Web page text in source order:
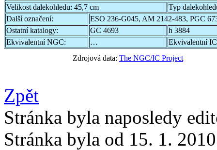
Velikost dalekohledu: 45,7 cm
Typ
Další označení:
ESO 236-G045, AM 2142-483, PGC
Ostatní katalogy:
GC 4693
h 3884
Ekvivalentní NGC:
…
Ekvivalentní
Zdrojová data: The NGC/IC Project
Zpět
Stránka byla naposledy
Stránka byla od 15. 1.